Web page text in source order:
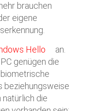
brauchen
eigene
Hello
an.
genügen die
beziehungsweise
natürlich die